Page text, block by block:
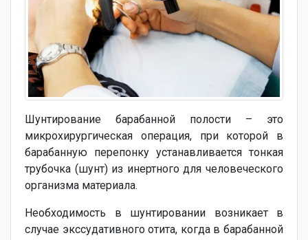
Шунтирование барабанной полости – это
микрохирургическая операция, при которой в
барабанную перепонку устанавливается тонкая
трубочка (шунт) из инертного для человеческого
организма материала.
Необходимость в шунтировании возникает в
случае экссудативного отита, когда в барабанной